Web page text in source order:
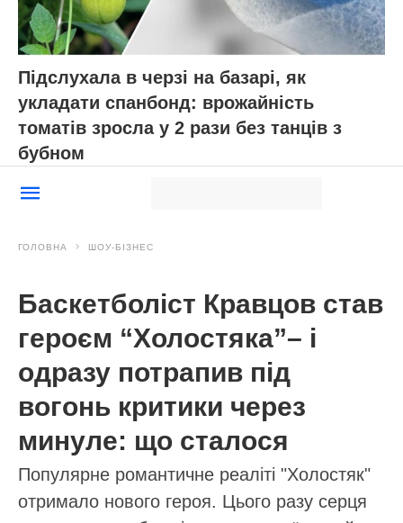
Підслухала в черзі на базарі, як
укладати спанбонд: врожайність
томатів зросла у 2 рази без танців з
бубном